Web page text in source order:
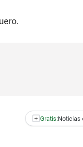
+ Gratis:Noticias